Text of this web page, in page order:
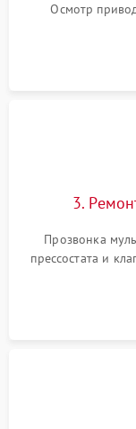
Осмотр
крестовины
3.
Прозвонка
прессостата и